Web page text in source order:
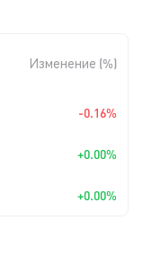
Изменение (%)
-0.16%
+0.00%
+0.00%